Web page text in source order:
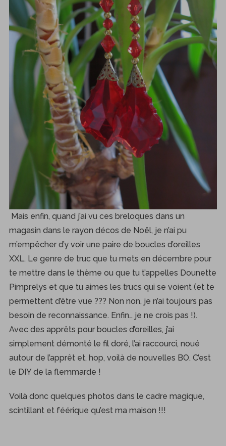
Mais enfin, quand j’ai vu ces breloques dans un
magasin dans le rayon décos de Noël, je n’ai pu
m’empêcher d’y voir une paire de boucles d’oreilles
XXL. Le genre de truc que tu mets en décembre pour
te mettre dans le thème ou que tu t’appelles Dounette
Pimprelys et que tu aimes les trucs qui se voient (et te
permettent d’être vue ??? Non non, je n’ai toujours pas
besoin de reconnaissance. Enfin… je ne crois pas !).
Avec des apprêts pour boucles d’oreilles, j’ai
simplement démonté le fil doré, l’ai raccourci, noué
autour de l’apprêt et, hop, voilà de nouvelles BO. C’est
le DIY de la flemmarde !
Voilà donc quelques photos dans le cadre magique,
scintillant et féérique qu’est ma maison !!!